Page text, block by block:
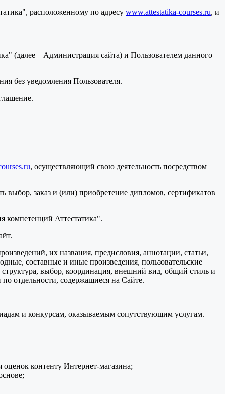
расположенному по адресу www.attestatika-courses.ru, и
(далее – Администрация сайта) и Пользователем данного
без уведомления Пользователя.
, осуществляющий свою деятельность посредством
заказ и (или) приобретение дипломов, сертификатов
компетенций Аттестатика".
их названия, предисловия, аннотации, статьи,
составные и иные произведения, пользовательские
выбор, координация, внешний вид, общий стиль и
отдельности, содержащиеся на Сайте.
и конкурсам, оказываемым сопутствующим услугам.
контенту Интернет-магазина;